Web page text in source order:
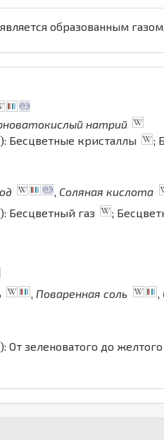
является образованным газом.
натрий
Бесцветные кристаллы
;
Соляная кислота
Бесцветный газ ;
Поваренная соль
От зеленоватого до